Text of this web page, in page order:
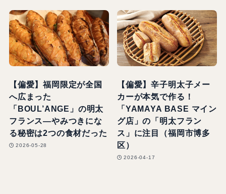
【偏愛】福岡限定が全国
へ広まった
「BOUL’ANGE」の明太
フランス―やみつきにな
る秘密は2つの食材だった
2026-05-28
【偏愛】辛子明太子メー
カーが本気で作る！
「YAMAYA BASE マイン
グ店」の「明太フラン
ス」に注目（福岡市博多
区）
2026-04-17